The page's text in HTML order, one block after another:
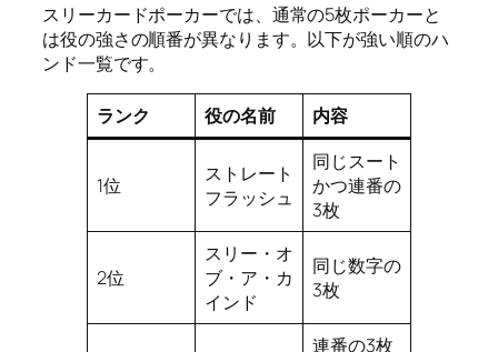
スリーカードポーカーでは、通常の5枚ポーカーと
は役の強さの順番が異なります。以下が強い順のハ
ンド一覧です。
ランク 役の名前 内容
1位
ストレート
フラッシュ
同じスート
かつ連番の
3枚
2位
スリー・オ
ブ・ア・カ
インド
同じ数字の
3枚
連番の3枚